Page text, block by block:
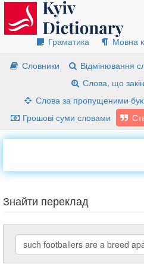
Граматика
Мовна
Словники
Відмінювання
Слова, що
Слова за пропущеними
Грошові суми словами
Знайти переклад